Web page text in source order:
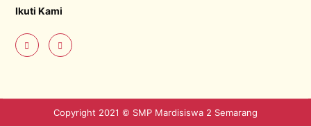
Ikuti Kami
Copyright 2021 © SMP Mardisiswa 2 Semarang